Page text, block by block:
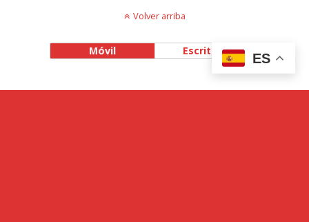
Volver arriba
Móvil Escritorio
ES